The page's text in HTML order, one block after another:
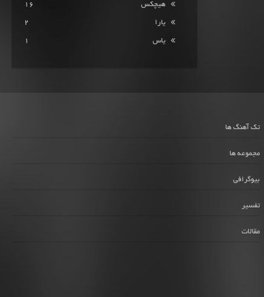
هیچکس 16
یارا 2
یاس 1
تک آهنگ ها
مجموعه ها
بیوگرافی
تفسیر
مقالات